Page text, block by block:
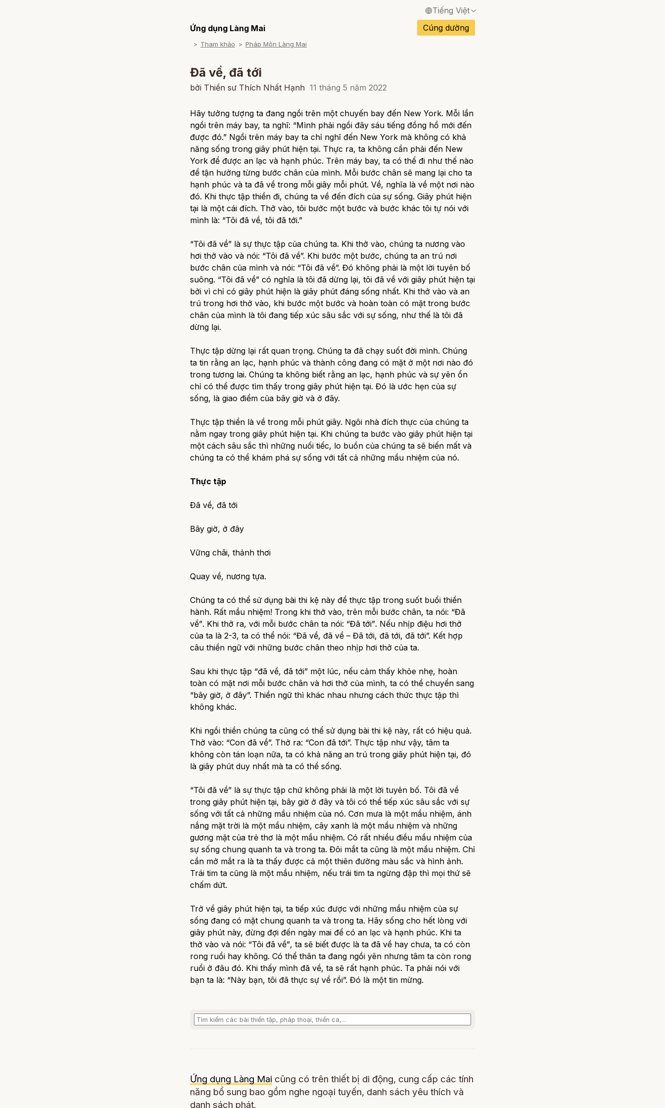
Tiếng Việt
English / Tiếng Anh
Deutsch / Tiếng Đức
Português / Tiếng Bồ Đào Nha
ภาษาไทย / Tiếng Thái
Ứng dụng Làng Mai Cúng dường
Tham khảo Pháp Môn Làng Mai
Đã về, đã tới
bởi Thiền sư Thích Nhất Hạnh 11 tháng 5 năm 2022
Hãy tưởng tượng ta đang ngồi trên một chuyến bay đến New York. Mỗi lần
ngồi trên máy bay, ta nghĩ: “Mình phải ngồi đây sáu tiếng đồng hồ mới đến
được đó.” Ngồi trên máy bay ta chỉ nghĩ đến New York mà không có khả
năng sống trong giây phút hiện tại. Thực ra, ta không cần phải đến New
York để được an lạc và hạnh phúc. Trên máy bay, ta có thể đi như thế nào
để tận hưởng từng bước chân của mình. Mỗi bước chân sẽ mang lại cho ta
hạnh phúc và ta đã về trong mỗi giây mỗi phút. Về, nghĩa là về một nơi nào
đó. Khi thực tập thiền đi, chúng ta về đến đích của sự sống. Giây phút hiện
tại là một cái đích. Thở vào, tôi bước một bước và bước khác tôi tự nói với
mình là: “Tôi đã về, tôi đã tới.”
“Tôi đã về” là sự thực tập của chúng ta. Khi thở vào, chúng ta nương vào
hơi thở vào và nói: “Tôi đã về”. Khi bước một bước, chúng ta an trú nơi
bước chân của mình và nói: “Tôi đã về”. Đó không phải là một lời tuyên bố
suông. “Tôi đã về” có nghĩa là tôi đã dừng lại, tôi đã về với giây phút hiện tại
bởi vì chỉ có giây phút hiện là giây phút đáng sống nhất. Khi thở vào và an
trú trong hơi thở vào, khi bước một bước và hoàn toàn có mặt trong bước
chân của mình là tôi đang tiếp xúc sâu sắc với sự sống, như thế là tôi đã
dừng lại.
Thực tập dừng lại rất quan trọng. Chúng ta đã chạy suốt đời mình. Chúng
ta tin rằng an lạc, hạnh phúc và thành công đang có mặt ở một nơi nào đó
trong tương lai. Chúng ta không biết rằng an lạc, hạnh phúc và sự yên ổn
chỉ có thể được tìm thấy trong giây phút hiện tại. Đó là ước hẹn của sự
sống, là giao điểm của bây giờ và ở đây.
Thực tập thiền là về trong mỗi phút giây. Ngôi nhà đích thực của chúng ta
nằm ngay trong giây phút hiện tại. Khi chúng ta bước vào giây phút hiện tại
một cách sâu sắc thì những nuối tiếc, lo buồn của chúng ta sẽ biến mất và
chúng ta có thể khám phá sự sống với tất cả những mầu nhiệm của nó.
Thực tập
Đã về, đã tới
Bây giờ, ở đây
Vững chãi, thảnh thơi
Quay về, nương tựa.
Chúng ta có thể sử dụng bài thi kệ này để thực tập trong suốt buổi thiền
hành. Rất mầu nhiệm! Trong khi thở vào, trên mỗi bước chân, ta nói: “Đã
về”. Khi thở ra, với mỗi bước chân ta nói: “Đã tới”. Nếu nhịp điệu hơi thở
của ta là 2-3, ta có thể nói: “Đã về, đã về – Đã tới, đã tới, đã tới”. Kết hợp
câu thiền ngữ với những bước chân theo nhịp hơi thở của ta.
Sau khi thực tập “đã về, đã tới” một lúc, nếu cảm thấy khỏe nhẹ, hoàn
toàn có mặt nơi mỗi bước chân và hơi thở của mình, ta có thể chuyển sang
“bây giờ, ở đây”. Thiền ngữ thì khác nhau nhưng cách thức thực tập thì
không khác.
Khi ngồi thiền chúng ta cũng có thể sử dụng bài thi kệ này, rất có hiệu quả.
Thở vào: “Con đã về”. Thở ra: “Con đã tới”. Thực tập như vậy, tâm ta
không còn tán loạn nữa, ta có khả năng an trú trong giây phút hiện tại, đó
là giây phút duy nhất mà ta có thể sống.
“Tôi đã về” là sự thực tập chứ không phải là một lời tuyên bố. Tôi đã về
trong giây phút hiện tại, bây giờ ở đây và tôi có thể tiếp xúc sâu sắc với sự
sống với tất cả những mầu nhiệm của nó. Cơn mưa là một mầu nhiệm, ánh
nắng mặt trời là một mầu nhiệm, cây xanh là một mầu nhiệm và những
gương mặt của trẻ thơ là một mầu nhiệm. Có rất nhiều điều mầu nhiệm của
sự sống chung quanh ta và trong ta. Đôi mắt ta cũng là một mầu nhiệm. Chỉ
cần mở mắt ra là ta thấy được cả một thiên đường màu sắc và hình ảnh.
Trái tim ta cũng là một mầu nhiệm, nếu trái tim ta ngừng đập thì mọi thứ sẽ
chấm dứt.
Trở về giây phút hiện tại, ta tiếp xúc được với những mầu nhiệm của sự
sống đang có mặt chung quanh ta và trong ta. Hãy sống cho hết lòng với
giây phút này, đừng đợi đến ngày mai để có an lạc và hạnh phúc. Khi ta
thở vào và nói: “Tôi đã về”, ta sẽ biết được là ta đã về hay chưa, ta có còn
rong ruổi hay không. Có thể thân ta đang ngồi yên nhưng tâm ta còn rong
ruổi ở đâu đó. Khi thấy mình đã về, ta sẽ rất hạnh phúc. Ta phải nói với
bạn ta là: “Này bạn, tôi đã thực sự về rồi”. Đó là một tin mừng.
Ứng dụng Làng Mai cũng có trên thiết bị di động, cung cấp các tính
năng bổ sung bao gồm nghe ngoại tuyến, danh sách yêu thích và
danh sách phát.